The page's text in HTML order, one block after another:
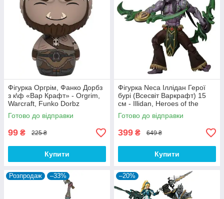
Фігурка Оргрім, Фанко Дорбз
з к\ф «Вар Крафт» - Orgrim,
Warcraft, Funko Dorbz
Готово до відправки
99 ₴ 225 ₴
Купити
Фігурка Neca Іллідан Герої
бурі (Всесвіт Варкрафт) 15
см - Illidan, Heroes of the
Storm (World Of Warcraft)
Готово до відправки
399 ₴ 649 ₴
Купити
Розпродаж –33% –20%